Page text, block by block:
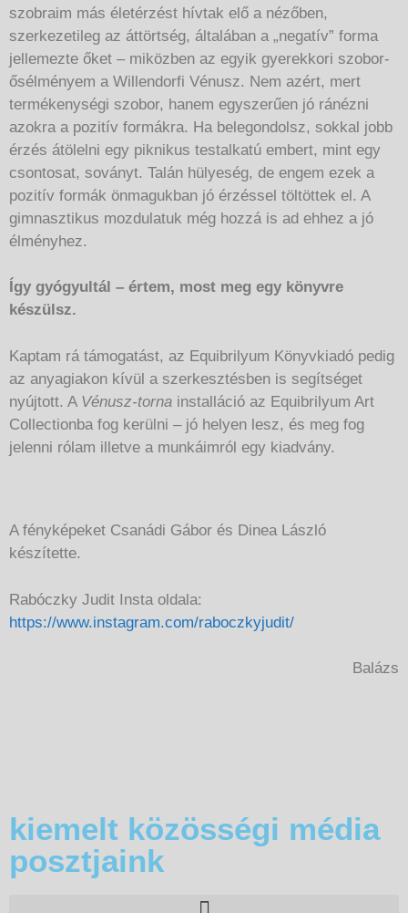
szobraim más életérzést hívtak elő a nézőben,
szerkezetileg az áttörtség, általában a „negatív” forma
jellemezte őket – miközben az egyik gyerekkori szobor-
ősélményem a Willendorfi Vénusz. Nem azért, mert
termékenységi szobor, hanem egyszerűen jó ránézni
azokra a pozitív formákra. Ha belegondolsz, sokkal jobb
érzés átölelni egy piknikus testalkatú embert, mint egy
csontosat, soványt. Talán hülyeség, de engem ezek a
pozitív formák önmagukban jó érzéssel töltöttek el. A
gimnasztikus mozdulatuk még hozzá is ad ehhez a jó
élményhez.
Így gyógyultál – értem, most meg egy könyvre
készülsz.
Kaptam rá támogatást, az Equibrilyum Könyvkiadó pedig
az anyagiakon kívül a szerkesztésben is segítséget
nyújtott. A Vénusz-torna installáció az Equibrilyum Art
Collectionba fog kerülni – jó helyen lesz, és meg fog
jelenni rólam illetve a munkáimról egy kiadvány.
A fényképeket Csanádi Gábor és Dinea László
készítette.
Rabóczky Judit Insta oldala:
https://www.instagram.com/raboczkyjudit/
Balázs
kiemelt közösségi média
posztjaink